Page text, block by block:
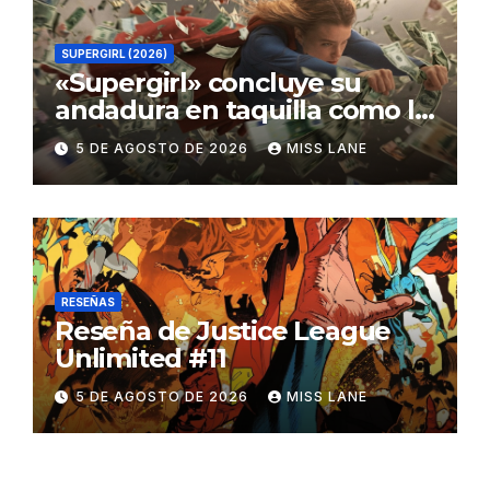
SUPERGIRL (2026)
«Supergirl» concluye su
andadura en taquilla como la
película de DC con menor
recaudación desde
«Catwoman»
5 DE AGOSTO DE 2026 MISS LANE
RESEÑAS
Reseña de Justice League
Unlimited #11
5 DE AGOSTO DE 2026 MISS LANE